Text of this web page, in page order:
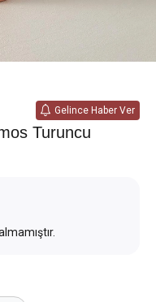
Gelince Haber Ver
Turuncu